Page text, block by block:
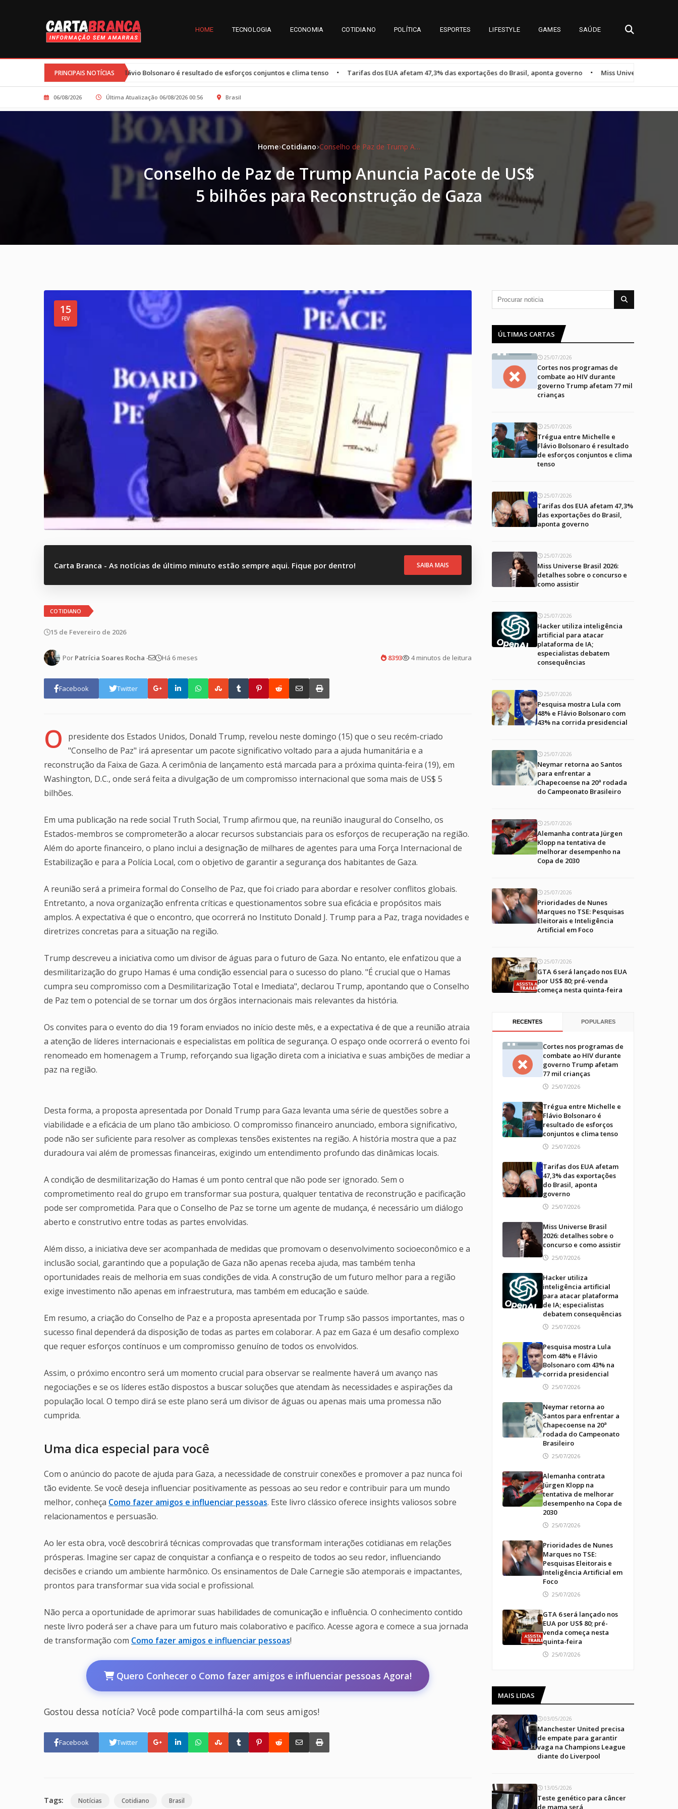
HOME TECNOLOGIA ECONOMIA COTIDIANO POLÍTICA ESPORTES LIFESTYLE GAMES SAÚDE
PRINCIPAIS NOTÍCIAS
Michelle e Flávio Bolsonaro é resultado de esforços conjuntos e clima tenso •Tarifas dos EUA afetam 47,3% das exportações do Brasil, aponta governo•Miss Universe Brasil 2026: detalhes sobre o
06/08/2026 Última Atualização 06/08/2026 00:56 Brasil
Home Cotidiano Conselho de Paz de Trump Anuncia Pacote de US$ 5 bilhões para Reconstrução de Gaza
Conselho de Paz de Trump Anuncia Pacote de US$
5 bilhões para Reconstrução de Gaza
15
FEV
Carta Branca - As notícias de último minuto estão sempre aqui. Fique por dentro! SAIBA MAIS
COTIDIANO
15 de Fevereiro de 2026
Por Patrícia Soares Rocha - Há 6 meses 8393 4 minutos de leitura
Facebook Twitter
O
presidente dos Estados Unidos, Donald Trump, revelou neste domingo (15) que o seu recém-criado
"Conselho de Paz" irá apresentar um pacote significativo voltado para a ajuda humanitária e a
reconstrução da Faixa de Gaza. A cerimônia de lançamento está marcada para a próxima quinta-feira (19), em
Washington, D.C., onde será feita a divulgação de um compromisso internacional que soma mais de US$ 5
bilhões.
Em uma publicação na rede social Truth Social, Trump afirmou que, na reunião inaugural do Conselho, os
Estados-membros se comprometerão a alocar recursos substanciais para os esforços de recuperação na região.
Além do aporte financeiro, o plano inclui a designação de milhares de agentes para uma Força Internacional de
Estabilização e para a Polícia Local, com o objetivo de garantir a segurança dos habitantes de Gaza.
A reunião será a primeira formal do Conselho de Paz, que foi criado para abordar e resolver conflitos globais.
Entretanto, a nova organização enfrenta críticas e questionamentos sobre sua eficácia e propósitos mais
amplos. A expectativa é que o encontro, que ocorrerá no Instituto Donald J. Trump para a Paz, traga novidades e
diretrizes concretas para a situação na região.
Trump descreveu a iniciativa como um divisor de águas para o futuro de Gaza. No entanto, ele enfatizou que a
desmilitarização do grupo Hamas é uma condição essencial para o sucesso do plano. "É crucial que o Hamas
cumpra seu compromisso com a Desmilitarização Total e Imediata", declarou Trump, apontando que o Conselho
de Paz tem o potencial de se tornar um dos órgãos internacionais mais relevantes da história.
Os convites para o evento do dia 19 foram enviados no início deste mês, e a expectativa é de que a reunião atraia
a atenção de líderes internacionais e especialistas em política de segurança. O espaço onde ocorrerá o evento foi
renomeado em homenagem a Trump, reforçando sua ligação direta com a iniciativa e suas ambições de mediar a
paz na região.
Desta forma, a proposta apresentada por Donald Trump para Gaza levanta uma série de questões sobre a
viabilidade e a eficácia de um plano tão ambicioso. O compromisso financeiro anunciado, embora significativo,
pode não ser suficiente para resolver as complexas tensões existentes na região. A história mostra que a paz
duradoura vai além de promessas financeiras, exigindo um entendimento profundo das dinâmicas locais.
A condição de desmilitarização do Hamas é um ponto central que não pode ser ignorado. Sem o
comprometimento real do grupo em transformar sua postura, qualquer tentativa de reconstrução e pacificação
pode ser comprometida. Para que o Conselho de Paz se torne um agente de mudança, é necessário um diálogo
aberto e construtivo entre todas as partes envolvidas.
Além disso, a iniciativa deve ser acompanhada de medidas que promovam o desenvolvimento socioeconômico e a
inclusão social, garantindo que a população de Gaza não apenas receba ajuda, mas também tenha
oportunidades reais de melhoria em suas condições de vida. A construção de um futuro melhor para a região
exige investimento não apenas em infraestrutura, mas também em educação e saúde.
Em resumo, a criação do Conselho de Paz e a proposta apresentada por Trump são passos importantes, mas o
sucesso final dependerá da disposição de todas as partes em colaborar. A paz em Gaza é um desafio complexo
que requer esforços contínuos e um compromisso genuíno de todos os envolvidos.
Assim, o próximo encontro será um momento crucial para observar se realmente haverá um avanço nas
negociações e se os líderes estão dispostos a buscar soluções que atendam às necessidades e aspirações da
população local. O tempo dirá se este plano será um divisor de águas ou apenas mais uma promessa não
cumprida.
Uma dica especial para você
Com o anúncio do pacote de ajuda para Gaza, a necessidade de construir conexões e promover a paz nunca foi
tão evidente. Se você deseja influenciar positivamente as pessoas ao seu redor e contribuir para um mundo
melhor, conheça Como fazer amigos e influenciar pessoas. Este livro clássico oferece insights valiosos sobre
relacionamentos e persuasão.
Ao ler esta obra, você descobrirá técnicas comprovadas que transformam interações cotidianas em relações
prósperas. Imagine ser capaz de conquistar a confiança e o respeito de todos ao seu redor, influenciando
decisões e criando um ambiente harmônico. Os ensinamentos de Dale Carnegie são atemporais e impactantes,
prontos para transformar sua vida social e profissional.
Não perca a oportunidade de aprimorar suas habilidades de comunicação e influência. O conhecimento contido
neste livro poderá ser a chave para um futuro mais colaborativo e pacífico. Acesse agora e comece a sua jornada
de transformação com Como fazer amigos e influenciar pessoas!
Quero Conhecer o Como fazer amigos e influenciar pessoas Agora!
Gostou dessa notícia? Você pode compartilhá-la com seus amigos!
Facebook Twitter
Tags: Notícias Cotidiano Brasil
ÚLTIMAS CARTAS
25/07/2026
Cortes nos programas de
combate ao HIV durante
governo Trump afetam 77 mil
crianças
25/07/2026
Trégua entre Michelle e
Flávio Bolsonaro é resultado
de esforços conjuntos e clima
tenso
25/07/2026
Tarifas dos EUA afetam 47,3%
das exportações do Brasil,
aponta governo
25/07/2026
Miss Universe Brasil 2026:
detalhes sobre o concurso e
como assistir
25/07/2026
Hacker utiliza inteligência
artificial para atacar
plataforma de IA;
especialistas debatem
consequências
25/07/2026
Pesquisa mostra Lula com
48% e Flávio Bolsonaro com
43% na corrida presidencial
25/07/2026
Neymar retorna ao Santos
para enfrentar a
Chapecoense na 20ª rodada
do Campeonato Brasileiro
25/07/2026
Alemanha contrata Jürgen
Klopp na tentativa de
melhorar desempenho na
Copa de 2030
25/07/2026
Prioridades de Nunes
Marques no TSE: Pesquisas
Eleitorais e Inteligência
Artificial em Foco
25/07/2026
GTA 6 será lançado nos EUA
por US$ 80; pré-venda
começa nesta quinta-feira
RECENTES POPULARES
Cortes nos programas de
combate ao HIV durante
governo Trump afetam
77 mil crianças
25/07/2026
Trégua entre Michelle e
Flávio Bolsonaro é
resultado de esforços
conjuntos e clima tenso
25/07/2026
Tarifas dos EUA afetam
47,3% das exportações
do Brasil, aponta
governo
25/07/2026
Miss Universe Brasil
2026: detalhes sobre o
concurso e como assistir
25/07/2026
Hacker utiliza
inteligência artificial
para atacar plataforma
de IA; especialistas
debatem consequências
25/07/2026
Pesquisa mostra Lula
com 48% e Flávio
Bolsonaro com 43% na
corrida presidencial
25/07/2026
Neymar retorna ao
Santos para enfrentar a
Chapecoense na 20ª
rodada do Campeonato
Brasileiro
25/07/2026
Alemanha contrata
Jürgen Klopp na
tentativa de melhorar
desempenho na Copa de
2030
25/07/2026
Prioridades de Nunes
Marques no TSE:
Pesquisas Eleitorais e
Inteligência Artificial em
Foco
25/07/2026
GTA 6 será lançado nos
EUA por US$ 80; pré-
venda começa nesta
quinta-feira
25/07/2026
MAIS LIDAS
03/05/2026
Manchester United precisa
de empate para garantir
vaga na Champions League
diante do Liverpool
13/05/2026
Teste genético para câncer
de mama será